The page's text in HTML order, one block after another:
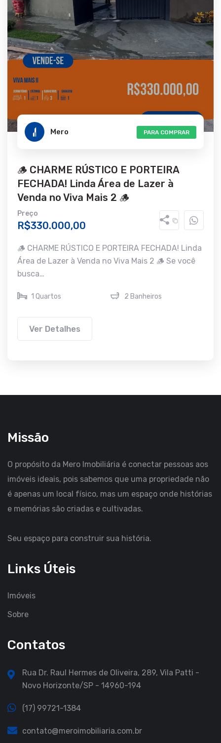
Mero PARA COMPRAR
🪵 CHARME RÚSTICO E PORTEIRA
FECHADA! Linda Área de Lazer à
Venda no Viva Mais 2 🪵
Preço
R$330.000,00
🪵 CHARME RÚSTICO E PORTEIRA FECHADA! Linda
Área de Lazer à Venda no Viva Mais 2 🪵 Se você
busca…
1 Quartos 2 Banheiros
Ver Detalhes
Missão
O propósito da Mero Imobiliária é conectar pessoas aos
imóveis ideais, pois sabemos que uma propriedade não
é apenas um local físico, mas um espaço onde histórias
e memórias são criadas e cultivadas.
Seu espaço para construir sua história.
Links Úteis
Imóveis
Sobre
Contatos
Rua Dr. Raul Hermes de Oliveira, 289, Vila Patti -
Novo Horizonte/SP - 14960-194
(17) 99721-1384
contato@meroimobiliaria.com.br